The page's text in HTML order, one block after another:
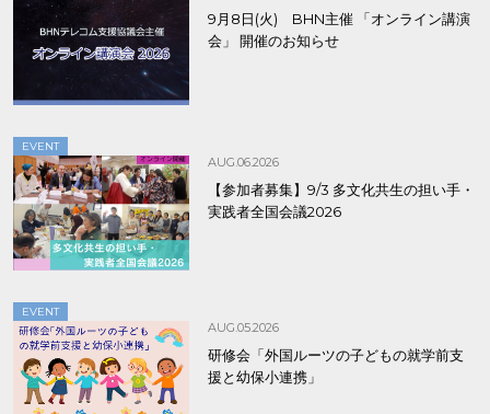
9月8日(火) BHN主催 「オンライン講演
会」 開催のお知らせ
EVENT
AUG.06.2026
【参加者募集】9/3 多文化共生の担い手・
実践者全国会議2026
EVENT
AUG.05.2026
研修会「外国ルーツの子どもの就学前支
援と幼保小連携」